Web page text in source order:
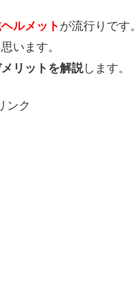
ルメットが流行りです。
います。
リットを解説します。
ンク